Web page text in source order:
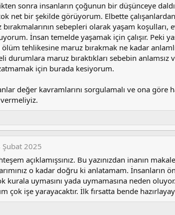
sonra insanların çoğunun bir düşünceye
net bir şekilde görüyorum. Elbette
sebepleri olarak yaşam koşulları,
İnsan temelde yaşamak için çalışır. Peki
tehlikesine maruz bırakmak ne kadar
durumlara maruz bıraktıkları sebebin anlamsız
için burada kesiyorum.
değer kavramlarını sorgulamalı ve ona göre
Şubat 2025
açıklamışsınız. Bu yazınızdan inanın
o kadar doğru ki anlatamam. İnsanların
kurala uymasını yada uymamasına neden
çok işe yarayacaktır. İlk fırsatta bende